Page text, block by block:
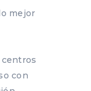
mejor
con